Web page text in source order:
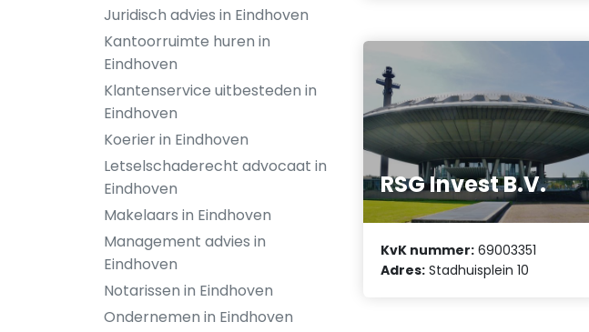
Juridisch advies in Eindhoven
Kantoorruimte huren in
Eindhoven
Klantenservice uitbesteden in
Eindhoven
Koerier in Eindhoven
Letselschaderecht advocaat in
Eindhoven
Makelaars in Eindhoven
Management advies in
Eindhoven
Notarissen in Eindhoven
Ondernemen in Eindhoven
RSG Invest B.V.
KvK nummer: 69003351
Adres: Stadhuisplein 10